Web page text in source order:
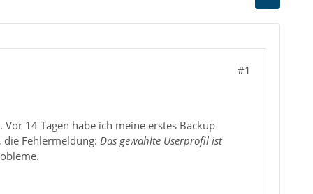
#1
14 Tagen habe ich meine erstes Backup
Fehlermeldung: Das gewählte Userprofil ist